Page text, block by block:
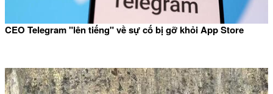
CEO Telegram "lên tiếng" về sự cố bị gỡ khỏi App Store